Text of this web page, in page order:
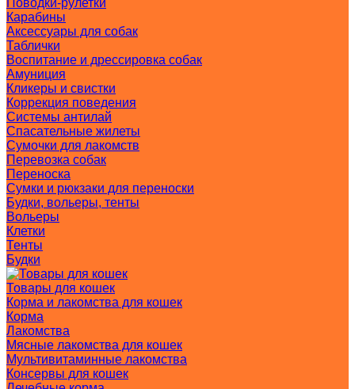
Поводки-рулетки
Карабины
Аксессуары для собак
Таблички
Воспитание и дрессировка собак
Амуниция
Кликеры и свистки
Коррекция поведения
Системы антилай
Спасательные жилеты
Сумочки для лакомств
Перевозка собак
Переноска
Сумки и рюкзаки для переноски
Будки, вольеры, тенты
Вольеры
Клетки
Тенты
Будки
Товары для кошек
Корма и лакомства для кошек
Корма
Лакомства
Мясные лакомства для кошек
Мультивитаминные лакомства
Консервы для кошек